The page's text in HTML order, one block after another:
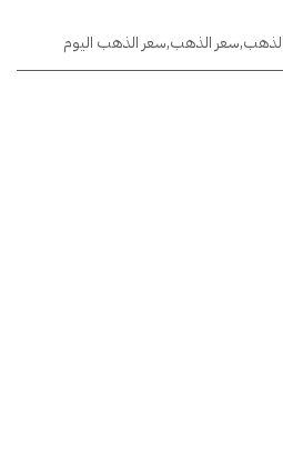
الذهب,سعر الذهب,سعر الذهب اليوم